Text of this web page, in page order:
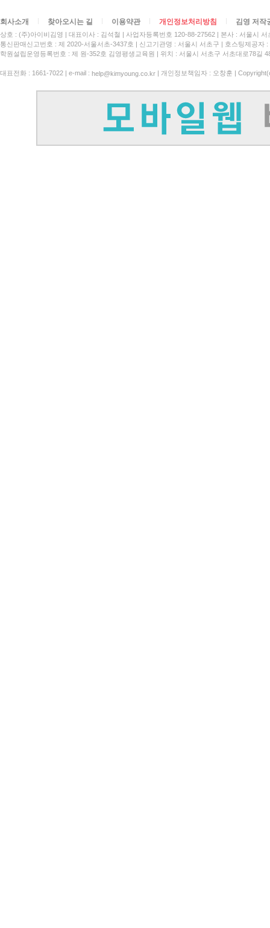
회사소개 찾아오시는 길 이용약관 개인정보처리방침 김영 저작
상호 : (주)아이비김영 대표이사 : 김석철 사업자등록번호 120-88-27562
본사 : 서울시
통신판매신고번호 : 제 2020-서울서초-3437호
신고기관명 : 서울시 서초구
호스팅제공자
학원설립운영등록번호 : 제 원-352호 김영평생교육원 | 위치 : 서울시 서초구 서초대로78길
대표전화 : 1661-7022 | e-mail : help@kimyoung.co.kr | 개인정보책임자 : 오창훈 |